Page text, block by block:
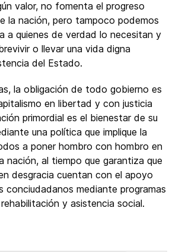
valor, no fomenta el progreso
la nación, pero tampoco podemos
a quienes de verdad lo necesitan y
o llevar una vida digna
del Estado.
la obligación de todo gobierno es
en libertad y con justicia
primordial es el bienestar de su
una política que implique la
a poner hombro con hombro en
nación, al tiempo que garantiza que
desgracia cuentan con el apoyo
conciudadanos mediante programas
y asistencia social.